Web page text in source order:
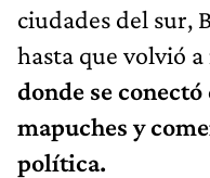
ciudades del sur,
hasta que volvió
donde se conectó
mapuches y
política.